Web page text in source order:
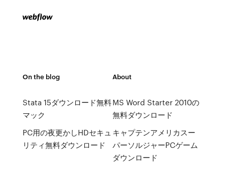
On the blog
Stata 15ダウンロード無料
マック
PC用の夜更かしHDセキュ
リティ無料ダウンロード
About
MS Word Starter 2010の
無料ダウンロード
キャプテンアメリカスー
パーソルジャーPCゲーム
ダウンロード